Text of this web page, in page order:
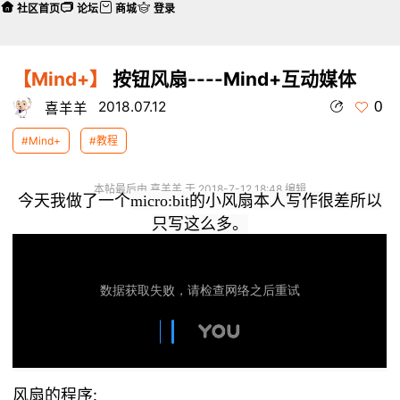
【Mind+】 按钮风扇----Mind+互动媒体
喜羊羊 2018.07.12 0
#Mind+ #教程
本帖最后由 喜羊羊 于 2018-7-12 18:48 编辑
今天我做了一个micro:bit的小风扇本人写作很差所以
只写这么多。
风扇的程序:
社区首页 论坛 商城 登录